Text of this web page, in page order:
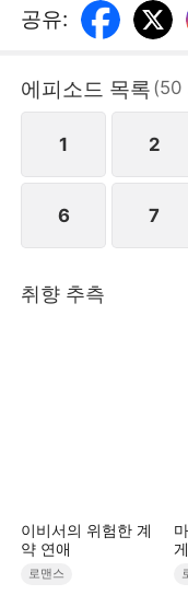
보인 그녀는 박성훈
그녀의 매력 면역에
공유:
에피소드 목록 (50
1 2
6 7
취향 추측
이비서의 위험한 계
약 연애
로맨스